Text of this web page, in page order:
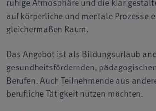
auf körperliche und mentale Prozesse
gleichermaßen Raum.
Das Angebot ist als Bildungsurlaub
gesundheitsfördernden,
Berufen. Auch Teilnehmende aus
berufliche Tätigkeit nutzen möchten.